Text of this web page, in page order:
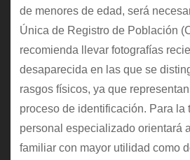
de menores de edad, será
Única de Registro de Población
recomienda llevar fotografías
desaparecida en las que se
rasgos físicos, ya que
proceso de identificación. Para la
personal especializado orientará
familiar con mayor utilidad como